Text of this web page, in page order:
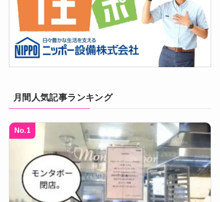
月間人気記事ランキング
No.1